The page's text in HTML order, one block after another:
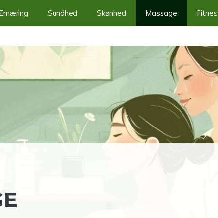
Ernæring Sundhed Skønhed Massage